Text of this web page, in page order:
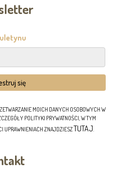
MOICH DANYCH OSOBOWYCH W
POLITYKI PRYWATNOŚCI, W TYM
UPRAWNIENIACH ZNAJDZIESZTUTAJ